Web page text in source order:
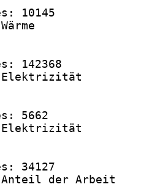
10145
142368
5662
34127
der Arbeit